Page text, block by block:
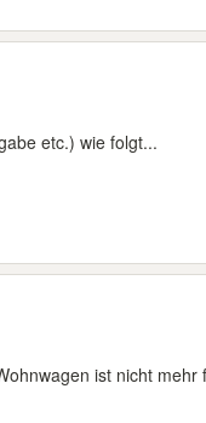
etc.) wie folgt...
ist nicht mehr